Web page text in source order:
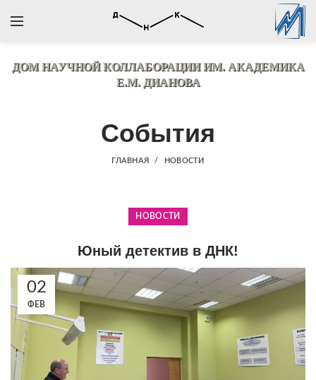
ДОМ НАУЧНОЙ КОЛЛАБОРАЦИИИМ. АКАДЕМИКА
Е.М. ДИАНОВА
События
ГЛАВНАЯ НОВОСТИ
НОВОСТИ
Юный детектив в ДНК!
02
ФЕВ